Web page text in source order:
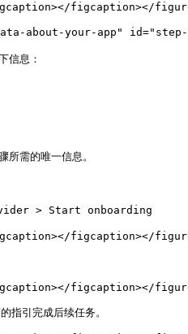
figcaption></
data-about-your-app"
信息：
所需的唯一信息。
> Start onboarding
figcaption></
figcaption></
引完成后续任务。